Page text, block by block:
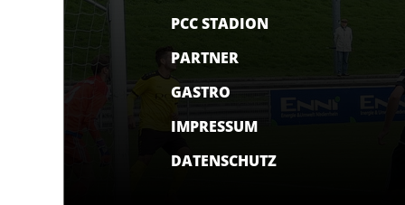
PCC STADION
PARTNER
GASTRO
IMPRESSUM
DATENSCHUTZ